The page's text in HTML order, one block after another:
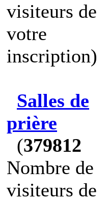
visiteurs de
votre
inscription)
Salles de
prière
(379812
Nombre de
visiteurs de